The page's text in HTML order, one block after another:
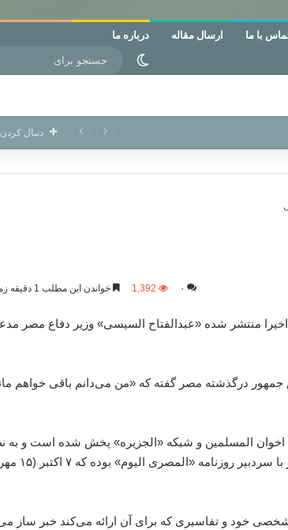
با ما ارسال مقاله درباره ما
تغییر پوسته
دنبال کردن
۰ 1,392 خواندن این مطلب 1 دقیقه زمان میبرد
منتشر شده «عبدالفتاح السیسی» وزیر دفاع مصر
درگذشته مصر گفته که «من می‌دانم باقی خواهم
سوی شبکه «احرار ۲۵» وابسته به اخوان المسلمین و شبکه «الجزیره» پخش شده است
رسد این فایل بخشی از گفت‌وگوهای وزیر دفاع مصر با سردبیر روزنامه
شخصی خود و تفاسیری که برای آن ارائه می‌کند خبر ساز